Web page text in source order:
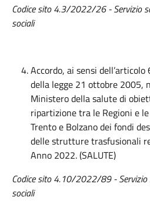
Codice sito4.3/2022/26 - Servizio
sociali
Accordo, ai sensi
della legge 21 ottobre 2005,
Ministero della salute di
ripartizione tra le Regioni e
Trento e Bolzano dei fondi
delle strutture trasfusionali
Anno 2022. (SALUTE)
Codice sito 4.10/2022/89 - Servizio
sociali